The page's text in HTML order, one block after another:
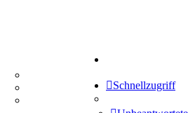
Treffenübersicht
Zitatesammlung
Schnellzugriff